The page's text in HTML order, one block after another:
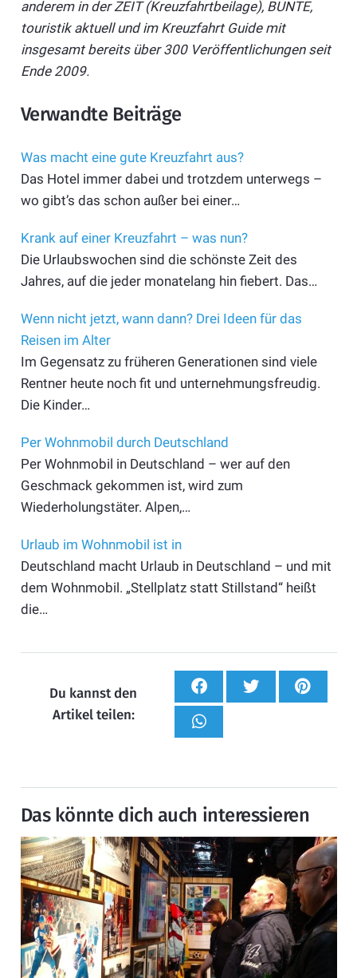
anderem in der ZEIT (Kreuzfahrtbeilage), BUNTE,
touristik aktuell und im Kreuzfahrt Guide mit
insgesamt bereits über 300 Veröffentlichungen seit
Ende 2009.
Verwandte Beiträge
Was macht eine gute Kreuzfahrt aus?
Das Hotel immer dabei und trotzdem unterwegs –
wo gibt’s das schon außer bei einer…
Krank auf einer Kreuzfahrt – was nun?
Die Urlaubswochen sind die schönste Zeit des
Jahres, auf die jeder monatelang hin fiebert. Das…
Wenn nicht jetzt, wann dann? Drei Ideen für das
Reisen im Alter
Im Gegensatz zu früheren Generationen sind viele
Rentner heute noch fit und unternehmungsfreudig.
Die Kinder…
Per Wohnmobil durch Deutschland
Per Wohnmobil in Deutschland – wer auf den
Geschmack gekommen ist, wird zum
Wiederholungstäter. Alpen,…
Urlaub im Wohnmobil ist in
Deutschland macht Urlaub in Deutschland – und mit
dem Wohnmobil. „Stellplatz statt Stillstand“ heißt
die…
Du kannst den
Artikel teilen:
Das könnte dich auch interessieren